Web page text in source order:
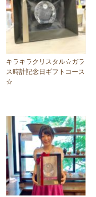
キラキラクリスタル☆ガラ
ス時計記念日ギフトコース
☆